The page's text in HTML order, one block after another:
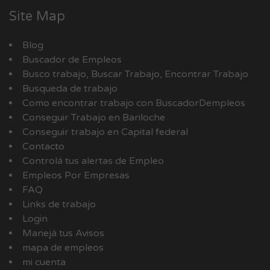
Site Map
Blog
Buscador de Empleos
Busco trabajo, Buscar Trabajo, Encontrar Trabajo
Busqueda de trabajo
Como encontrar trabajo con BuscadorDempleos
Conseguir Trabajo en Bariloche
Conseguir trabajo en Capital federal
Contacto
Controlá tus alertas de Empleo
Empleos Por Empresas
FAQ
Links de trabajo
Login
Manejá tus Avisos
mapa de empleos
mi cuenta